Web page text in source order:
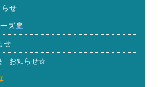
せ
ズ
せ
お知らせ☆